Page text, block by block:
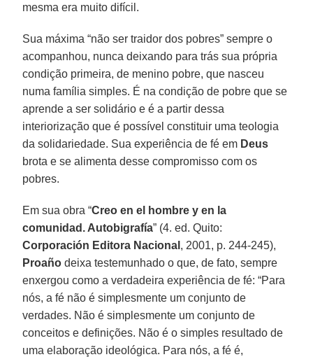
mesma era muito difícil.
Sua máxima “não ser traidor dos pobres” sempre o
acompanhou, nunca deixando para trás sua própria
condição primeira, de menino pobre, que nasceu
numa família simples. É na condição de pobre que se
aprende a ser solidário e é a partir dessa
interiorização que é possível constituir uma teologia
da solidariedade. Sua experiência de fé em Deus
brota e se alimenta desse compromisso com os
pobres.
Em sua obra “Creo en el hombre y en la
comunidad. Autobigrafía” (4. ed. Quito:
Corporación Editora Nacional , 2001, p. 244-245),
Proaño deixa testemunhado o que, de fato, sempre
enxergou como a verdadeira experiência de fé: “Para
nós, a fé não é simplesmente um conjunto de
verdades. Não é simplesmente um conjunto de
conceitos e definições. Não é o simples resultado de
uma elaboração ideológica. Para nós, a fé é,